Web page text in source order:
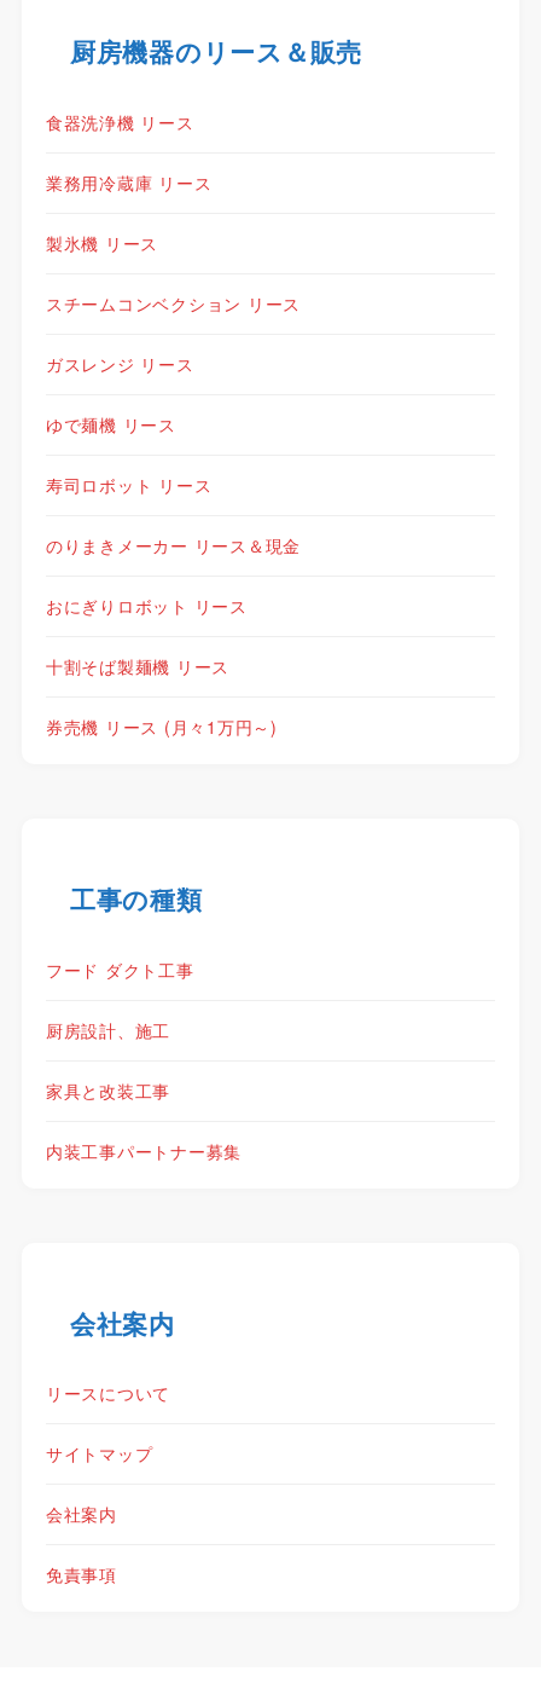
厨房機器のリース＆販売
食器洗浄機 リース
業務用冷蔵庫 リース
製氷機 リース
スチームコンベクション リース
ガスレンジ リース
ゆで麺機 リース
寿司ロボット リース
のりまきメーカー リース＆現金
おにぎりロボット リース
十割そば製麺機 リース
券売機 リース (月々1万円～)
工事の種類
フード ダクト工事
厨房設計、施工
家具と改装工事
内装工事パートナー募集
会社案内
リースについて
サイトマップ
会社案内
免責事項